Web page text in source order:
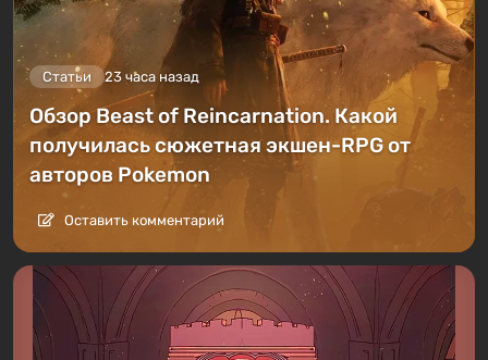
Статьи 23 часа назад
Обзор Beast of Reincarnation. Какой
получилась сюжетная экшен-RPG от
авторов Pokemon
Оставить комментарий